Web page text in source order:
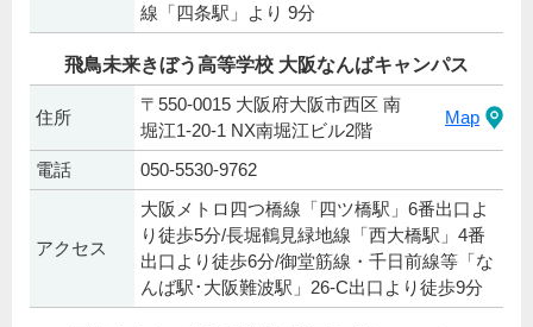
線「四条駅」より 9分
飛鳥未来きぼう高等学校 大阪なんばキャンパス
住所
〒550-0015 大阪府大阪市西区 南
堀江1-20-1 NX南堀江ビル2階
Map
電話 050-5530-9762
アクセス
大阪メトロ四つ橋線「四ツ橋駅」6番出口よ
り徒歩5分/長堀鶴見緑地線「西大橋駅」4番
出口より徒歩6分/御堂筋線・千日前線等「な
んば駅･大阪難波駅」26-C出口より徒歩9分